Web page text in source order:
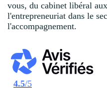
vous, du cabinet libéral
l'entrepreneuriat dans le
l'accompagnement.
4.5/5